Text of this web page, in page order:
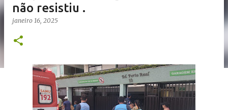
não resistiu .
janeiro 16, 2025